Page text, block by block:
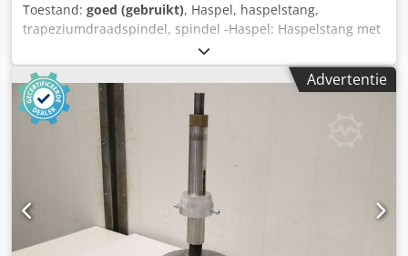
Toestand: goed (gebruikt), Haspel, haspelstang,
trapeziumdraadspindel, spindel -Haspel: Haspelstang met
snelkoppeling -Type: helaas zonder typeaanduiding
Crjdpfx Apoykp S Ae Hof -As: Ø 44 mm, afmetingen zie
foto's -Afmetingen: Ø 98 x 440 mm -Gewicht: 3,3 kgAdvertentie